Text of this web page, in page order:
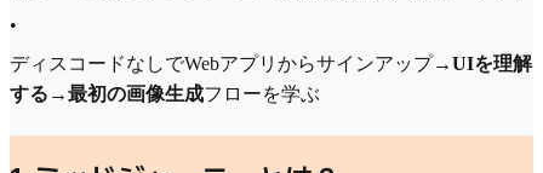
•
ディスコードなしでWebアプリからサインアップ→UIを理解
する→最初の画像生成フローを学ぶ